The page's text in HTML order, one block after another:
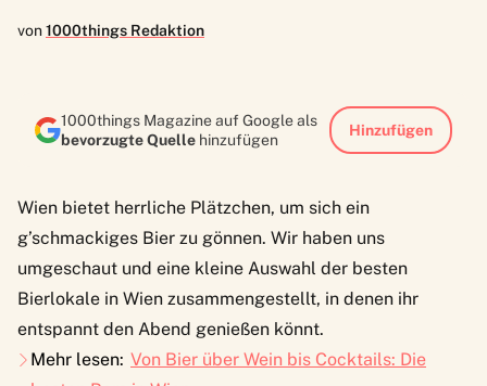
von1000things Redaktion
1000things Magazine auf Google als
bevorzugte Quelle hinzufügen
Hinzufügen
Wien bietet herrliche Plätzchen, um sich ein
g’schmackiges Bier zu gönnen. Wir haben uns
umgeschaut und eine kleine Auswahl der besten
Bierlokale in Wien zusammengestellt, in denen ihr
entspannt den Abend genießen könnt.
Mehr lesen: Von Bier über Wein bis Cocktails: Die